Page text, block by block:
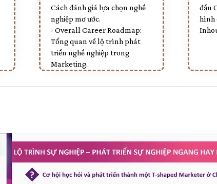
Cách đánh giá lựa chọn nghề
nghiệp mơ ước.
- Overall Career Roadmap:
Tổng quan về lộ trình phát
triển nghề nghiệp trong
Marketing.
đầu
hình